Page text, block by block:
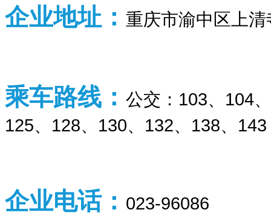
企业地址： 重庆市渝中区上
乘车路线： 公交：103、104
125、128、130、132、138、143
企业电话： 023-96086